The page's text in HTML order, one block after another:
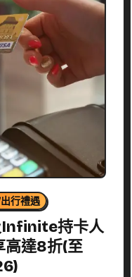
行禮遇
Infinite持卡人
高達8折(至